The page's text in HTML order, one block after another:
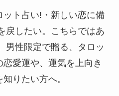
ット占い!・新しい恋に備
戻したい。こちらではあ
男性限定で贈る、タロッ
恋愛運や、運気を上向き
りたい方へ。